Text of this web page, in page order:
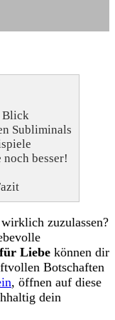
Blick
Subliminals
besser!
zuzulassen?
Liebe können dir
Botschaften
, öffnen auf diese
dein